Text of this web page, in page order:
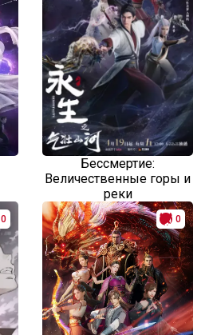
Бессмертие:
Величественные горы и
реки
0 0